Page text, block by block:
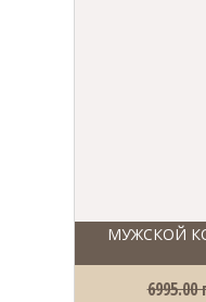
МУЖСКОЙ
6995.00